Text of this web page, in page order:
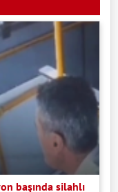
başında silahlı